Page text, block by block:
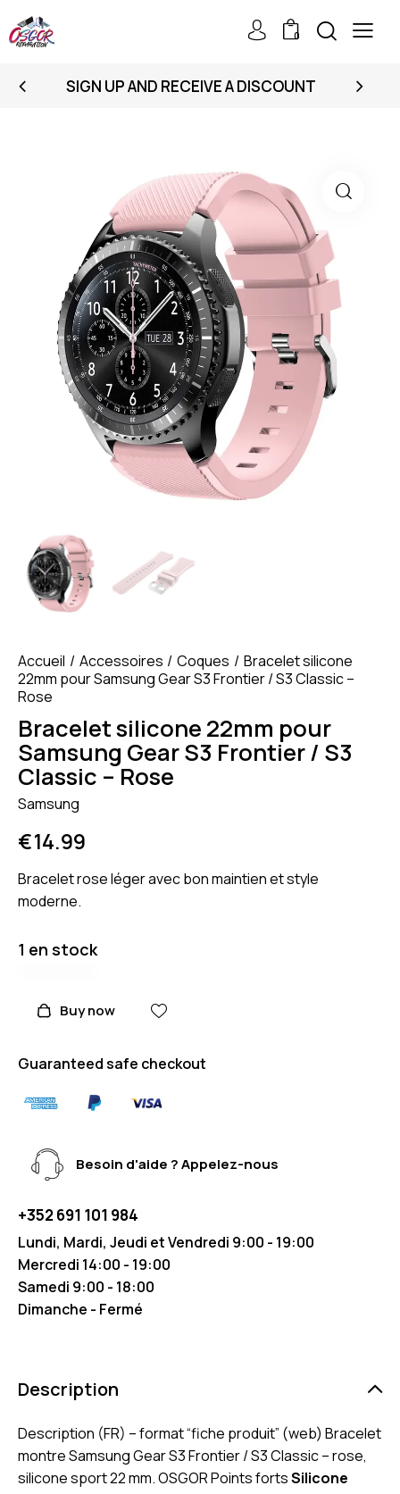
0
SIGN UP AND RECEIVE A DISCOUNT
Accueil Accessoires Coques
Bracelet silicone
22mm pour Samsung Gear S3 Frontier / S3 Classic –
Rose
Bracelet silicone 22mm pour
Samsung Gear S3 Frontier / S3
Classic – Rose
Samsung
€14.99
Bracelet rose léger avec bon maintien et style
moderne.
1 en stock
Buy now
Guaranteed safe checkout
Besoin d'aide ? Appelez-nous
+352 691 101 984
Lundi, Mardi, Jeudi et Vendredi 9:00 - 19:00
Mercredi 14:00 - 19:00
Samedi 9:00 - 18:00
Dimanche - Fermé
Description
Description (FR) – format “fiche produit” (web) Bracelet
montre Samsung Gear S3 Frontier / S3 Classic – rose,
silicone sport 22 mm. OSGOR Points fortsSilicone